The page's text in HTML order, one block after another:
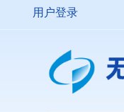
用户登录